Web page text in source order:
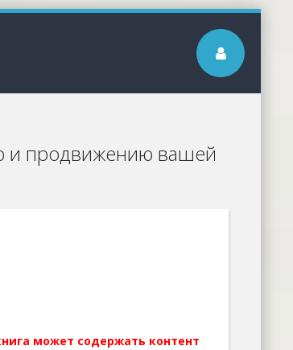
и продвижению вашей
может содержать контент